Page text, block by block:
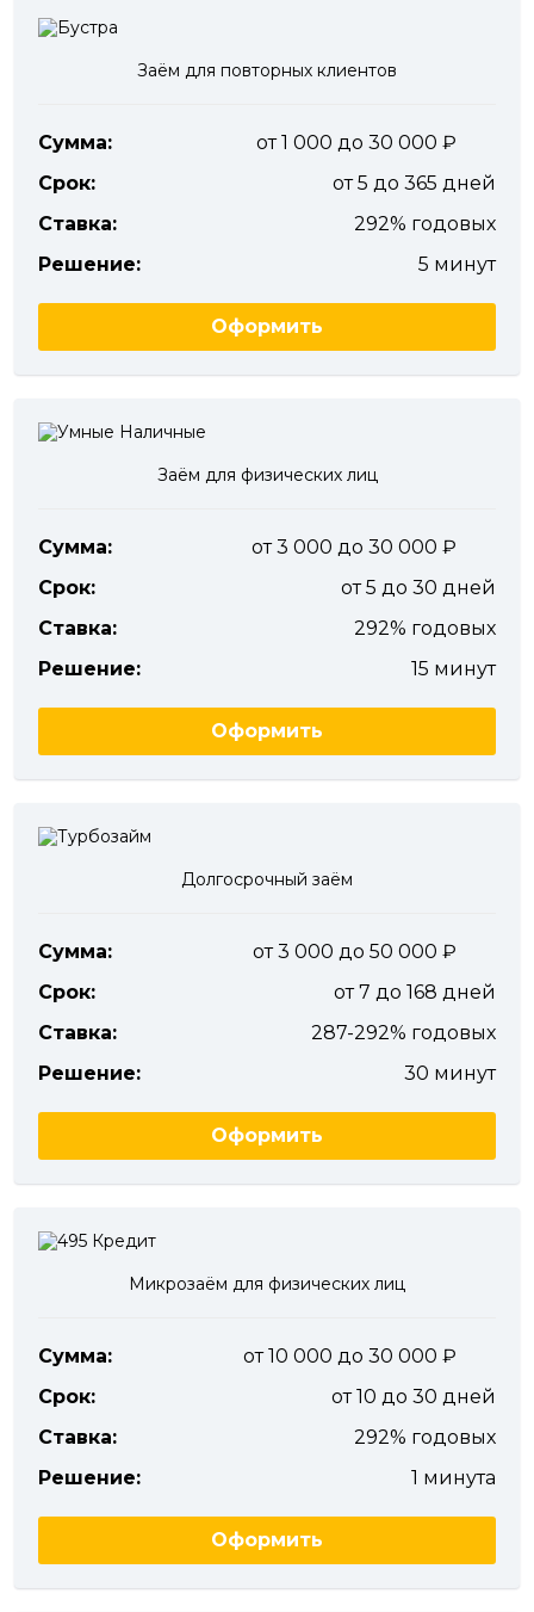
Заём для повторных клиентов
Сумма:
от 1 000 до 30 000
Срок:
от 5 до 365 дней
Ставка:
292% годовых
Решение:
5 минут
Оформить
Заём для физических лиц
Сумма:
от 3 000 до 30 000
Срок:
от 5 до 30 дней
Ставка:
292% годовых
Решение:
15 минут
Оформить
Долгосрочный заём
Сумма:
от 3 000 до 50 000
Срок:
от 7 до 168 дней
Ставка:
287-292% годовых
Решение:
30 минут
Оформить
Микрозаём для физических лиц
Сумма:
от 10 000 до 30 000
Срок:
от 10 до 30 дней
Ставка:
292% годовых
Решение:
1 минута
Оформить